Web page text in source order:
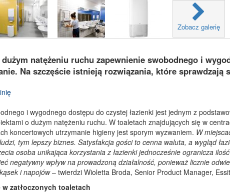
Zobacz galerię
natężeniu ruchu zapewnienie swobodnego i
Na szczęście istnieją rozwiązania, które sprawdzają
i wygodnego dostępu do czystej łazienki jest jednym z
o dużym natężeniu ruchu. W toaletach znajdujących się w
koncertowych utrzymanie higieny jest sporym wyzwaniem. W
tym lepszy biznes. Satysfakcja gości to cenna waluta, a wygląd
osoba unikająca korzystania z łazienki jednocześnie ogranicza
negatywny wpływ na prowadzoną działalność, ponieważ licznie
i napojów– twierdzi Wioletta Broda, Senior Product Manager,
zatłoczonych toaletach